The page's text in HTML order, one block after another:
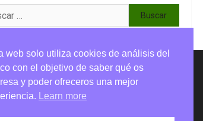
web solo utiliza cookies de análisis del
con el objetivo de saber qué os
y poder ofreceros una mejor
Learn more